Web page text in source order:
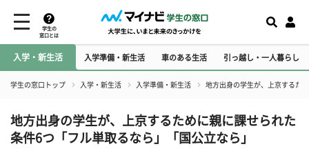
学生の
窓口とは
入学・新生活 入学準備・新生活 車のある生活 引っ越し・一人暮らし
学生の窓口トップ 入学・新生活 入学準備・新生活 地方出身の学生が、上京するた
地方出身の学生が、上京するために親に課せられた
条件6つ「フル単取るなら」「国公立なら」